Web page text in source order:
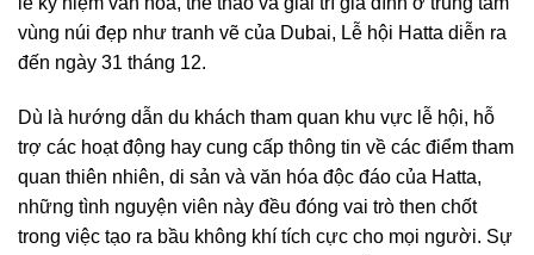
vùng núi đẹp như tranh vẽ của Dubai, Lễ hội Hatta diễn ra
đến ngày 31 tháng 12.
Dù là hướng dẫn du khách tham quan khu vực lễ hội, hỗ
trợ các hoạt động hay cung cấp thông tin về các điểm tham
quan thiên nhiên, di sản và văn hóa độc đáo của Hatta,
những tình nguyện viên này đều đóng vai trò then chốt
trong việc tạo ra bầu không khí tích cực cho mọi người. Sự